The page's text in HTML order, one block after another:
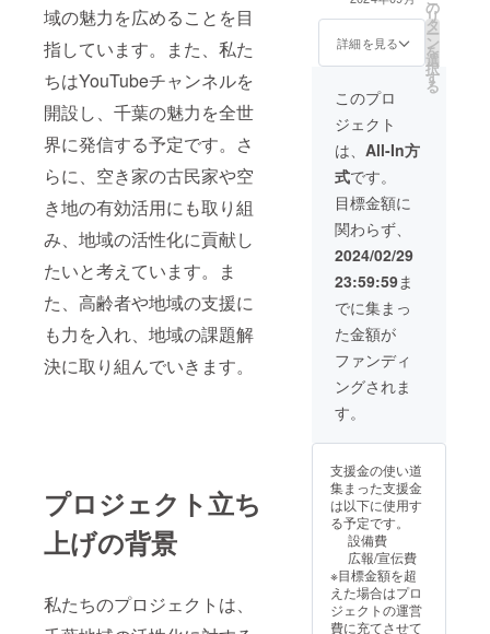
域の魅力を広めることを目
指しています。また、私た
ちはYouTubeチャンネルを
開設し、千葉の魅力を全世
界に発信する予定です。さ
らに、空き家の古民家や空
き地の有効活用にも取り組
み、地域の活性化に貢献し
たいと考えています。ま
た、高齢者や地域の支援に
も力を入れ、地域の課題解
決に取り組んでいきます。
プロジェクト立ち
上げの背景
私たちのプロジェクトは、
に、商品の品質
や使い勝手の良
さを体感してい
及び添加物等の
食品表示はお届
け商品のラベル
に表記されま
す。 商品開封前
には必ずお届け
のリターンに貼
付されたラベル
や注意書きをご
確認ください。
詳細を見る
の
リ
タ
ー
ン
を
選
択
す
る
このプロ
ジェクト
は、 All-In方
式です。
目標金額に
関わらず、
2024/02/29
23:59:59ま
でに集まっ
た金額が
ファンディ
ングされま
す。
支援金の使い道
集まった支援金
は以下に使用す
る予定です。
設備費
広報/宣伝費
※目標金額を超
えた場合はプロ
ジェクトの運営
費に充てさせて